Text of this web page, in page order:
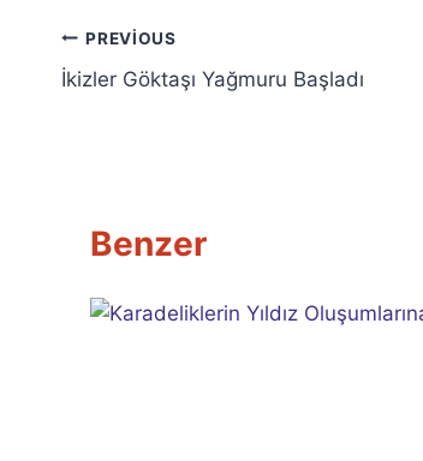
Yazı
gezinmesi
PREVIOUS
İkizler Göktaşı Yağmuru Başladı
Benzer